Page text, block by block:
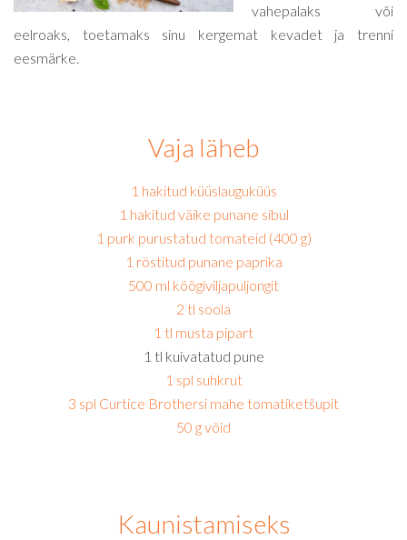
vahepalaks või
eelroaks, toetamaks sinu kergemat kevadet ja trenni
eesmärke.
Vaja läheb
1 hakitud küüslauguküüs
1 hakitud väike punane sibul
1 purk purustatud tomateid (400 g)
1 röstitud punane paprika
500 ml köögiviljapuljongit
2 tl soola
1 tl musta pipart
1 tl kuivatatud pune
1 spl suhkrut
3 spl Curtice Brothersi mahe tomatiketšupit
50 g võid
Kaunistamiseks